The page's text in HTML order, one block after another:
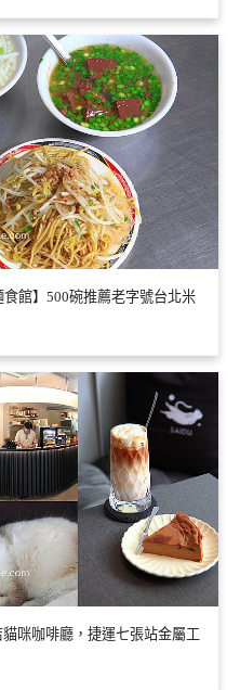
館】500碗推薦老字號台北米
咪咖啡廳，捷運七張站金屬工